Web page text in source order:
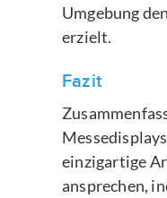
Umgebung
erzielt.
Fazit
einzigartige
ansprechen,